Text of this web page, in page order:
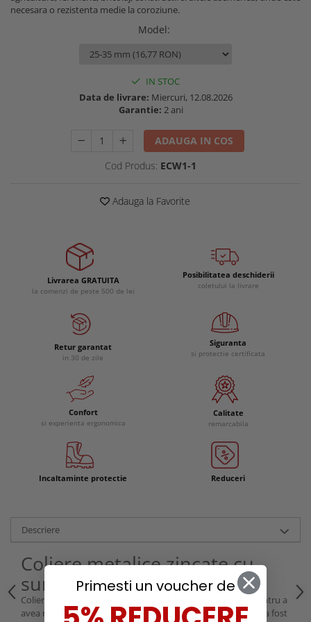
Buzunare externe
Echipamente muncitori ferma
Echipamente trimeri ongloane
Manusi protectie
Casti si antifoane protectie
Menghine si prese
necesara o rezistenta medie la coroziune.
Model:
IN STOC
Data de livrare: Miercuri, 12.08.2026
Garantie: 2 ani
ADAUGA IN COS
Cod Produs: ECW1-1
Adauga la Favorite
Livrarea GRATUITA
la comenzi de peste 500 de lei
Posibilitatea deschiderii
coletului la livrare
Retur garantat
in 30 de zile
Siguranta
si protectie certificata
Confort
si experienta ergonomica
Calitate
remarcabila
Incaltaminte protectie Reduceri
Descriere
Coliere metalice zincate cu
surub, Eclipse
Colierele sunt confectionate din otel zincat tratat termic pentru a
avea rezistenta medie la coroziune. Rezistenta la coroziune a fost
Primesti un voucher de